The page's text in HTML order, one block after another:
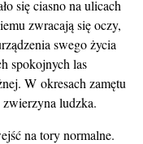
się ciasno na ulicach
zwracają się oczy,
swego życia
spokojnych las
W okresach zamętu
zwierzyna ludzka.
na tory normalne.